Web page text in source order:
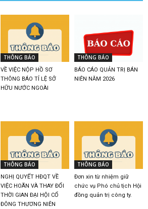
THÔNG BÁO
VỀ VIỆC NỘP HỒ SƠ
THÔNG BÁO TỈ LỆ SỞ
HỮU NƯỚC NGOÀI
THÔNG BÁO
BÁO CÁO QUẢN TRỊ BÁN
NIÊN NĂM 2026
THÔNG BÁO
NGHỊ QUYẾT HĐQT VỀ
VIỆC HOÃN VÀ THAY ĐỔI
THỜI GIAN ĐẠI HỘI CỔ
ĐÔNG THƯƠNG NIÊN
THÔNG BÁO
Đơn xin từ nhiệm giữ
chức vụ Phó chủ tịch Hội
đồng quản trị công ty.